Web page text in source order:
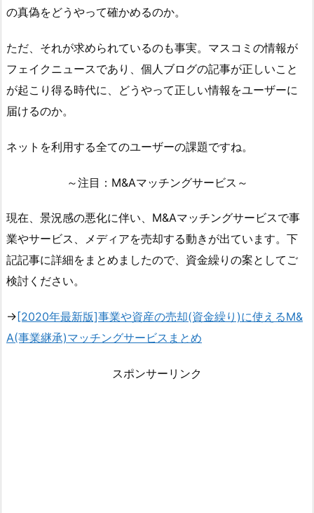
の真偽をどうやって確かめるのか。
ただ、それが求められているのも事実。マスコミの情報が
フェイクニュースであり、個人ブログの記事が正しいこと
が起こり得る時代に、どうやって正しい情報をユーザーに
届けるのか。
ネットを利用する全てのユーザーの課題ですね。
～注目：M&Aマッチングサービス～
現在、景況感の悪化に伴い、M&Aマッチングサービスで事
業やサービス、メディアを売却する動きが出ています。下
記記事に詳細をまとめましたので、資金繰りの案としてご
検討ください。
→ [2020年最新版]事業や資産の売却(資金繰り)に使えるM&
A(事業継承)マッチングサービスまとめ
スポンサーリンク